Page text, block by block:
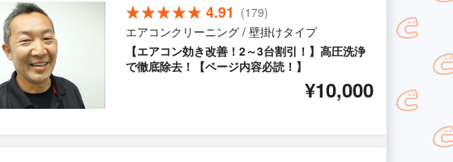
4.91 (179)
エアコンクリーニング / 壁掛けタイプ
【エアコン効き改善！2～3台割引！】高圧洗浄
で徹底除去！【ページ内容必読！】
¥10,000